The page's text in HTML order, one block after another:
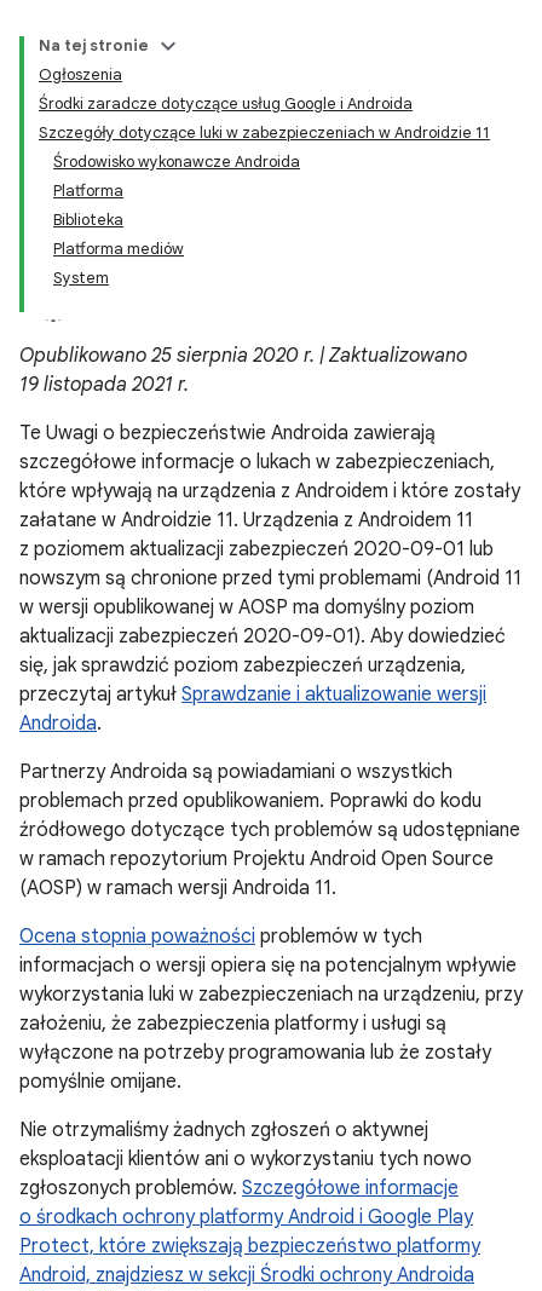
Na tej stronie
Ogłoszenia
Środki zaradcze dotyczące usług Google i Androida
Szczegóły dotyczące luki w zabezpieczeniach w Androidzie 11
Środowisko wykonawcze Androida
Platforma
Biblioteka
Platforma mediów
System
Opublikowano 25 sierpnia 2020 r. | Zaktualizowano
19 listopada 2021 r.
Te Uwagi o bezpieczeństwie Androida zawierają
szczegółowe informacje o lukach w zabezpieczeniach,
które wpływają na urządzenia z Androidem i które zostały
załatane w Androidzie 11. Urządzenia z Androidem 11
z poziomem aktualizacji zabezpieczeń 2020-09-01 lub
nowszym są chronione przed tymi problemami (Android 11
w wersji opublikowanej w AOSP ma domyślny poziom
aktualizacji zabezpieczeń 2020-09-01). Aby dowiedzieć
się, jak sprawdzić poziom zabezpieczeń urządzenia,
przeczytaj artykuł Sprawdzanie i aktualizowanie wersji
Androida.
Partnerzy Androida są powiadamiani o wszystkich
problemach przed opublikowaniem. Poprawki do kodu
źródłowego dotyczące tych problemów są udostępniane
w ramach repozytorium Projektu Android Open Source
(AOSP) w ramach wersji Androida 11.
Ocena stopnia poważności problemów w tych
informacjach o wersji opiera się na potencjalnym wpływie
wykorzystania luki w zabezpieczeniach na urządzeniu, przy
założeniu, że zabezpieczenia platformy i usługi są
wyłączone na potrzeby programowania lub że zostały
pomyślnie omijane.
Nie otrzymaliśmy żadnych zgłoszeń o aktywnej
eksploatacji klientów ani o wykorzystaniu tych nowo
zgłoszonych problemów. Szczegółowe informacje
o środkach ochrony platformy Android i Google Play
Protect, które zwiększają bezpieczeństwo platformy
Android, znajdziesz w sekcji Środki ochrony Androida